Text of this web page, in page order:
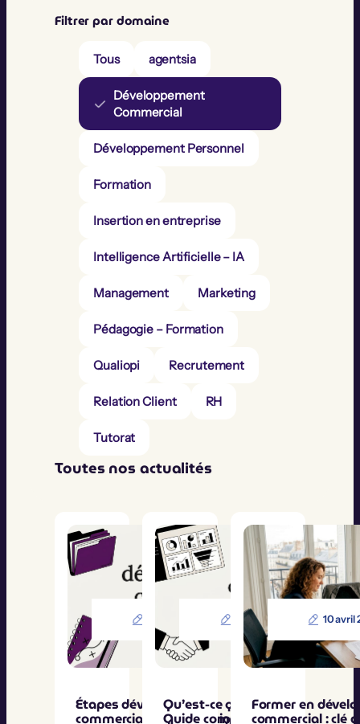
Filtrer par domaine
Tous agentsia
Développement
Commercial
Développement Personnel
Formation
Insertion en entreprise
Intelligence Artificielle – IA
Management Marketing
Pédagogie – Formation
Qualiopi Recrutement
Relation Client RH
Tutorat
Toutes nos actualités
Étapes développement
commercial : guide pratique
26 mai 2026
Qu’est-ce qu’un CRM ?
Guide complet 2026
10 avril
Former en
commercial : clé